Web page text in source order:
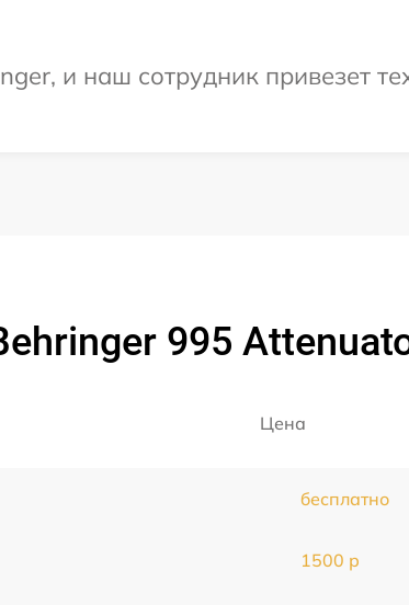
и наш сотрудник привезет
995
Цена
бесплатно
1500 р